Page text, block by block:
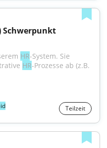
Schwerpunkt
HR-System. Sie
HR-Prozesse ab (z.B.
Teilzeit